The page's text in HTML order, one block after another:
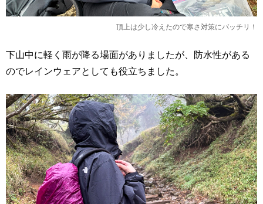
頂上は少し冷えたので寒さ対策にバッチリ！
下山中に軽く雨が降る場面がありましたが、防水性がある
のでレインウェアとしても役立ちました。